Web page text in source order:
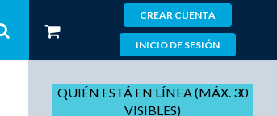
CREAR CUENTA
INICIO DE SESIÓN
QUIÉN ESTÁ EN LÍNEA (MÁX. 30
VISIBLES)